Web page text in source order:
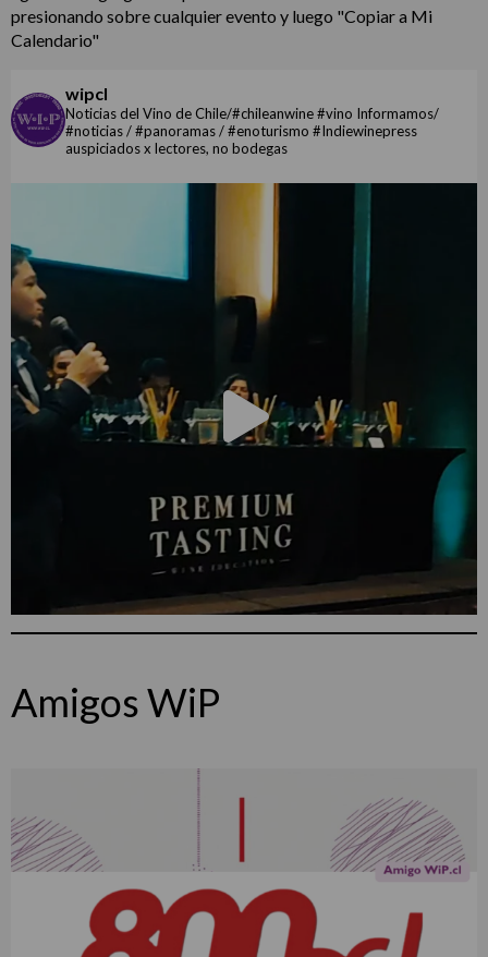
presionando sobre cualquier evento y luego "Copiar a Mi
Calendario"
wipcl
Noticias del Vino de Chile/#chileanwine #vino Informamos/
#noticias / #panoramas / #enoturismo #Indiewinepress
auspiciados x lectores, no bodegas
Amigos WiP